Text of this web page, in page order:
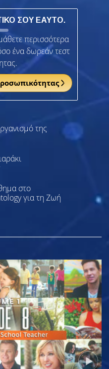
ΣΟΥ ΕΑΥΤΟ.
περισσότερα
ένα δωρεάν τεστ
της
στο
για τη Ζωή